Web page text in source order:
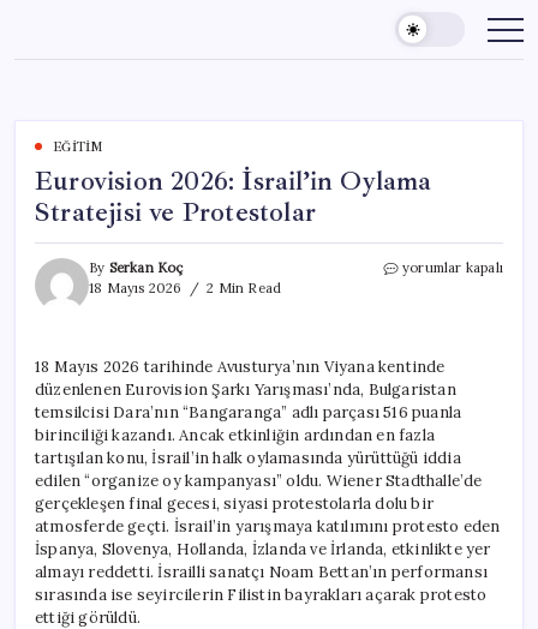
content
EĞITIM
Eurovision 2026: İsrail’in Oylama
Stratejisi ve Protestolar
By Serkan Koç
18 Mayıs 2026
2 Min Read
Eurovision
ve
Protestolar
için
yorumlar kapalı
18 Mayıs 2026 tarihinde Avusturya’nın Viyana kentinde
düzenlenen Eurovision Şarkı Yarışması’nda, Bulgaristan
temsilcisi Dara’nın “Bangaranga” adlı parçası 516 puanla
birinciliği kazandı. Ancak etkinliğin ardından en fazla
tartışılan konu, İsrail’in halk oylamasında yürüttüğü iddia
edilen “organize oy kampanyası” oldu. Wiener Stadthalle’de
gerçekleşen final gecesi, siyasi protestolarla dolu bir
atmosferde geçti. İsrail’in yarışmaya katılımını protesto eden
İspanya, Slovenya, Hollanda, İzlanda ve İrlanda, etkinlikte yer
almayı reddetti. İsrailli sanatçı Noam Bettan’ın performansı
sırasında ise seyircilerin Filistin bayrakları açarak protesto
ettiği görüldü.